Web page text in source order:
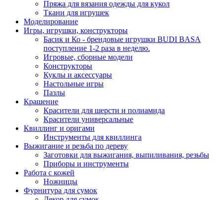
Пряжа для вязания одежды для кукол
Ткани для игрушек
Моделирование
Игры, игрушки, конструкторы
Басик и Ко - брендовые игрушки BUDI BASA
поступление 1-2 раза в неделю.
Игровые, сборные модели
Конструкторы
Куклы и аксессуары
Настольные игры
Пазлы
Крашение
Красители для шерсти и полиамида
Красители универсальные
Квиллинг и оригами
Инструменты для квиллинга
Выжигание и резьба по дереву
Заготовки для выжигания, выпиливания, резьбы
Приборы и инструменты
Работа с кожей
Ножницы
Фурнитура для сумок